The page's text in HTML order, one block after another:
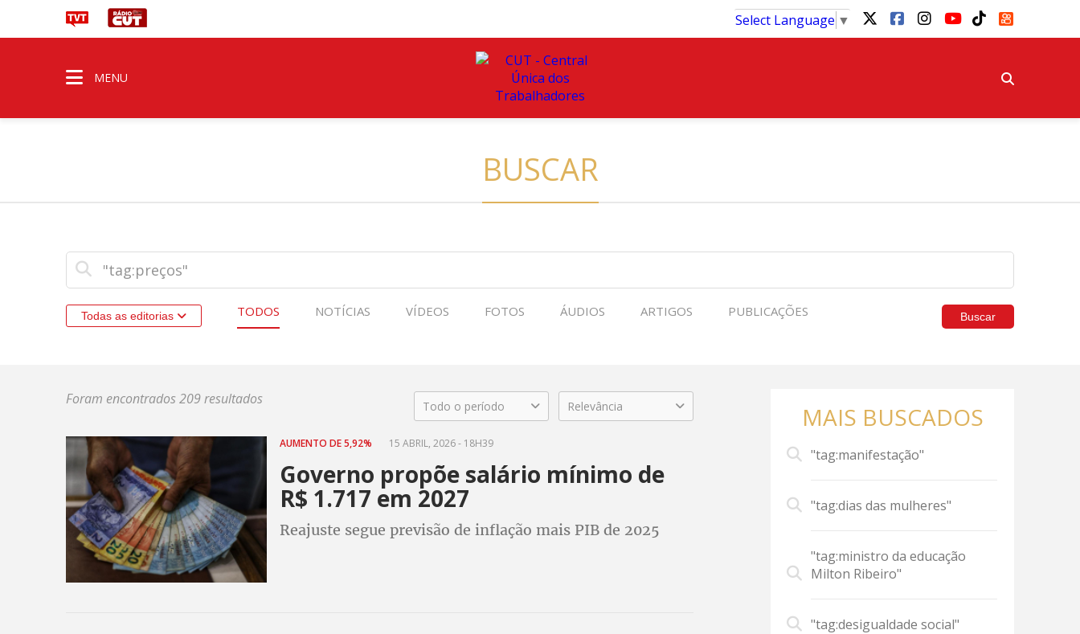
Select Language ▼
MENU
BUSCAR
Todas as editorias TODOS NOTÍCIAS VÍDEOS FOTOS ÁUDIOS ARTIGOS PUBLICAÇÕES Buscar
Foram encontrados 209 resultados Todo o período Relevância
AUMENTO DE 5,92% 15 ABRIL, 2026 - 18H39
Governo propõe salário mínimo de
R$ 1.717 em 2027
Reajuste segue previsão de inflação mais PIB de 2025
MAIS BUSCADOS
"tag:manifestação"
"tag:dias das mulheres"
"tag:ministro da educação
Milton Ribeiro"
"tag:desigualdade social"